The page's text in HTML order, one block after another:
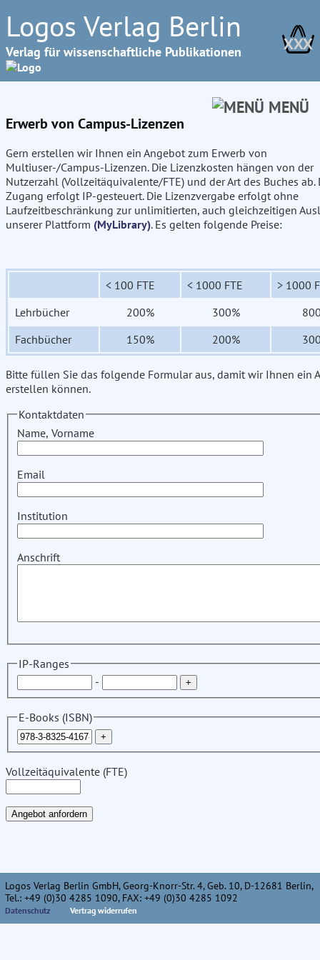
Logos Verlag Berlin
Verlag für wissenschaftliche Publikationen XXX
MENÜ
Erwerb von Campus-Lizenzen
Gern erstellen wir Ihnen ein Angebot zum Erwerb von
Multiuser-/Campus-Lizenzen. Die Lizenzkosten hängen von der
Nutzerzahl (Vollzeitäquivalente/FTE) und der Art des Buches ab.
Zugang erfolgt IP-gesteuert. Die Lizenzvergabe erfolgt ohne
Laufzeitbeschränkung zur unlimitierten, auch gleichzeitigen
unserer Plattform (MyLibrary). Es gelten folgende Preise:
< 100 FTE < 1000 FTE
> 1000
Lehrbücher
200% 300%
Fachbücher
150% 200%
Bitte füllen Sie das folgende Formular aus, damit wir Ihnen ein
erstellen können.
Kontaktdaten
Name, Vorname
Email
Institution
Anschrift
IP-Ranges
-
E-Books (ISBN)
Vollzeitäquivalente (FTE)
Logos Verlag Berlin GmbH, Georg-Knorr-Str. 4, Geb. 10, D-12681 Berlin,
Tel.: +49 (0)30 4285 1090, FAX: +49 (0)30 4285 1092
Datenschutz Vertrag widerrufen